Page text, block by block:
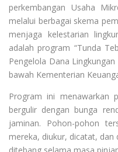
perkembangan Usaha
melalui berbagai skema
menjaga kelestarian
adalah program “Tunda
Pengelola Dana
bawah Kementerian
Program ini menawarkan
bergulir dengan bunga
jaminan. Pohon-pohon
mereka, diukur, dicatat,